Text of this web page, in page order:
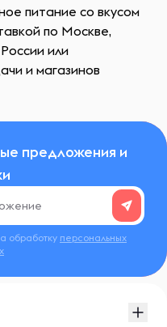
питание со вкусом
по Москве,
или
и магазинов
предложения и
обработку персональных